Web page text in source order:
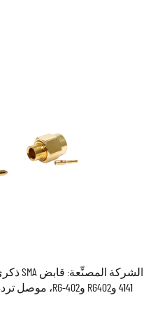
4141 وRG402 وRG-402، موصل ترددي تردد عالي (RF) ترددية قياسية